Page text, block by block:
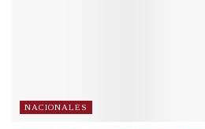
NACIONALES